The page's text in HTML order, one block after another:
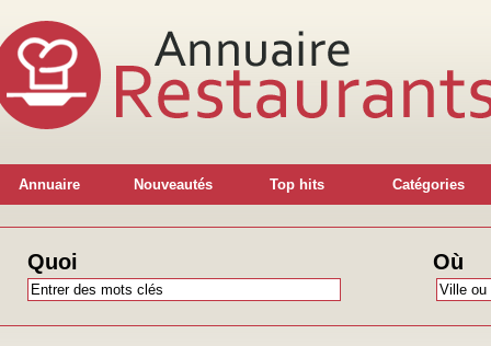
Annuaire Nouveautés Top hits Catégories
Quoi Où